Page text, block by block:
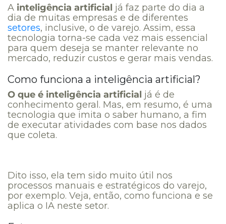
A inteligência artificial já faz parte do dia a
dia de muitas empresas e de diferentes
setores, inclusive, o de varejo. Assim, essa
tecnologia torna-se cada vez mais essencial
para quem deseja se manter relevante no
mercado, reduzir custos e gerar mais vendas.
Como funciona a inteligência artificial?
O que é inteligência artificial já é de
conhecimento geral. Mas, em resumo, é uma
tecnologia que imita o saber humano, a fim
de executar atividades com base nos dados
que coleta.
Dito isso, ela tem sido muito útil nos
processos manuais e estratégicos do varejo,
por exemplo. Veja, então, como funciona e se
aplica o IA neste setor.